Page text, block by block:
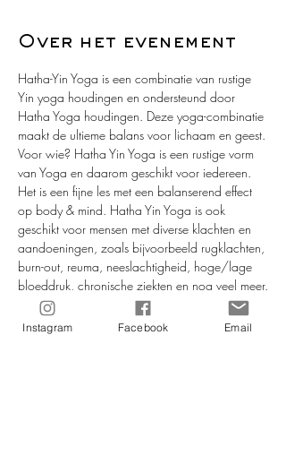
Over het evenement
Hatha-Yin Yoga is een combinatie van rustige
Yin yoga houdingen en ondersteund door
Hatha Yoga houdingen. Deze yoga-combinatie
maakt de ultieme balans voor lichaam en geest.
Voor wie? Hatha Yin Yoga is een rustige vorm
van Yoga en daarom geschikt voor iedereen.
Het is een fijne les met een balanserend effect
op body & mind. Hatha Yin Yoga is ook
geschikt voor mensen met diverse klachten en
aandoeningen, zoals bijvoorbeeld rugklachten,
burn-out, reuma, neeslachtigheid, hoge/lage
bloeddruk, chronische ziekten en nog veel meer.
Aanmelden voor deze les doe je altijd via de
website:www.morelmora.com
Instagram Facebook Email